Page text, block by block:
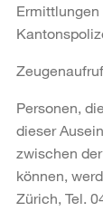
Personen,
dieser
zwischen
können,
Zürich, Tel.